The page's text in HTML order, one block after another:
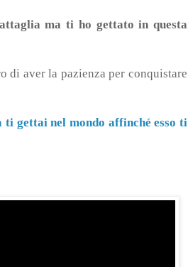
ma ti ho gettato in questa
di aver la pazienza per conquistare
ti gettai nel mondo affinché esso ti